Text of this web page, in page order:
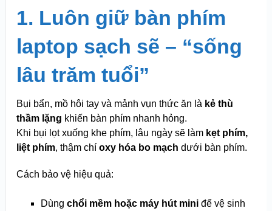
1. Luôn giữ bàn phím
laptop sạch sẽ – “sống
lâu trăm tuổi”
Bụi bẩn, mồ hôi tay và mảnh vụn thức ăn là kẻ thù
thầm lặng khiến bàn phím nhanh hỏng.
Khi bụi lọt xuống khe phím, lâu ngày sẽ làm kẹt phím,
liệt phím, thậm chí oxy hóa bo mạch dưới bàn phím.
Cách bảo vệ hiệu quả:
Dùng chổi mềm hoặc máy hút miniđể vệ sinh